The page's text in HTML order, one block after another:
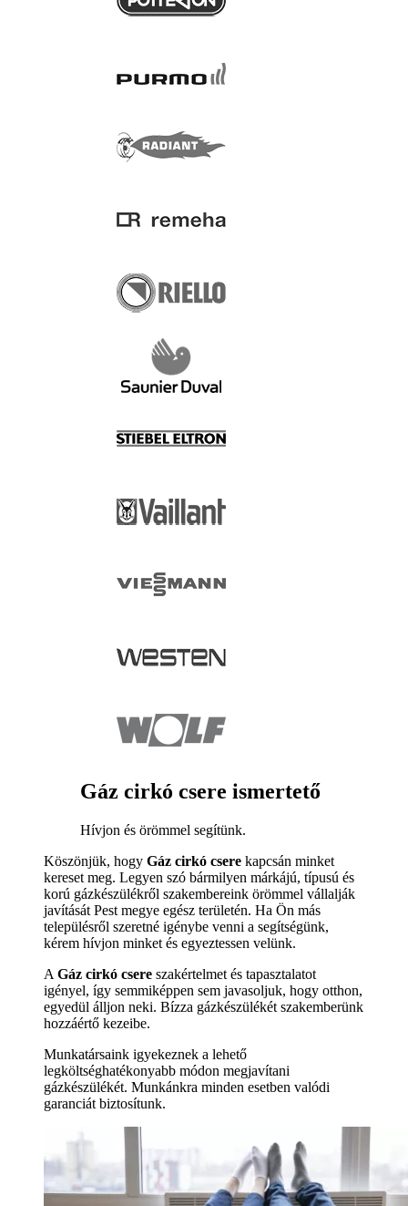
Gáz cirkó csere ismertető
Hívjon és örömmel segítünk.
Köszönjük, hogy Gáz cirkó csere kapcsán minket
kereset meg. Legyen szó bármilyen márkájú, típusú és
korú gázkészülékről szakembereink örömmel vállalják
javítását Pest megye egész területén. Ha Ön más
településről szeretné igénybe venni a segítségünk,
kérem hívjon minket és egyeztessen velünk.
A Gáz cirkó csere szakértelmet és tapasztalatot
igényel, így semmiképpen sem javasoljuk, hogy otthon,
egyedül álljon neki. Bízza gázkészülékét szakemberünk
hozzáértő kezeibe.
Munkatársaink igyekeznek a lehető
legköltséghatékonyabb módon megjavítani
gázkészülékét. Munkánkra minden esetben valódi
garanciát biztosítunk.